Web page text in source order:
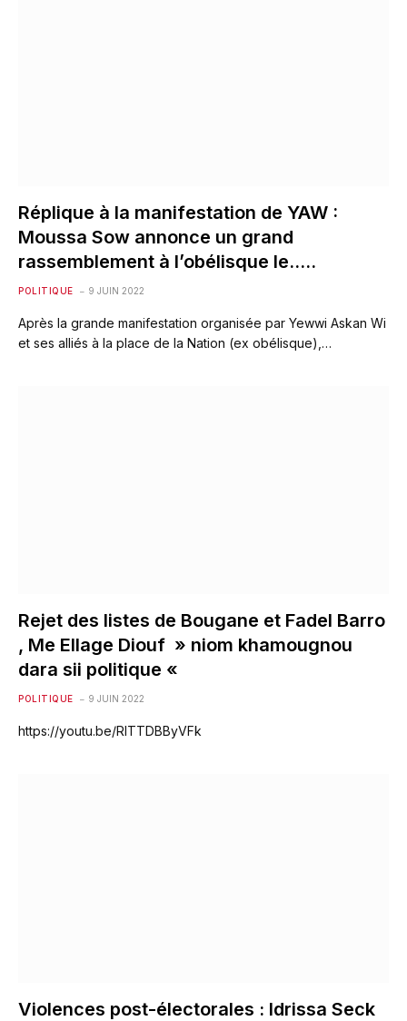
Réplique à la manifestation de YAW :
Moussa Sow annonce un grand
rassemblement à l’obélisque le…..
POLITIQUE 9 JUIN 2022
Après la grande manifestation organisée par Yewwi Askan Wi
et ses alliés à la place de la Nation (ex obélisque),…
Rejet des listes de Bougane et Fadel Barro
, Me Ellage Diouf » niom khamougnou
dara sii politique «
POLITIQUE 9 JUIN 2022
https://youtu.be/RlTTDBByVFk
Violences post-électorales : Idrissa Seck